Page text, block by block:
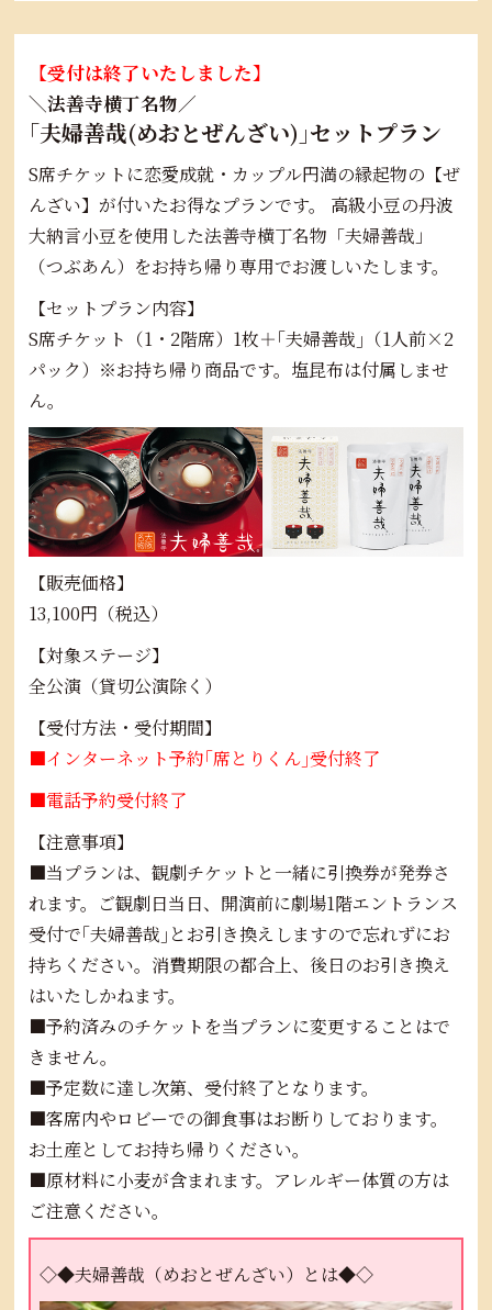
【受付は終了いたしました】
＼法善寺横丁名物／
｢夫婦善哉(めおとぜんざい)｣セットプラン
S席チケットに恋愛成就・カップル円満の縁起物の【ぜ
んざい】が付いたお得なプランです。 高級小豆の丹波
大納言小豆を使用した法善寺横丁名物「夫婦善哉」
（つぶあん）をお持ち帰り専用でお渡しいたします。
【セットプラン内容】
S席チケット（1・2階席）1枚＋｢夫婦善哉｣（1人前×2
パック）※お持ち帰り商品です。塩昆布は付属しませ
ん。
【販売価格】
13,100円（税込）
【対象ステージ】
全公演（貸切公演除く）
【受付方法・受付期間】
■インターネット予約｢席とりくん｣受付終了
■電話予約受付終了
【注意事項】
■当プランは、観劇チケットと一緒に引換券が発券さ
れます。ご観劇日当日、開演前に劇場1階エントランス
受付で｢夫婦善哉｣とお引き換えしますので忘れずにお
持ちください。消費期限の都合上、後日のお引き換え
はいたしかねます。
■予約済みのチケットを当プランに変更することはで
きません。
■予定数に達し次第、受付終了となります。
■客席内やロビーでの御食事はお断りしております。
お土産としてお持ち帰りください。
■原材料に小麦が含まれます。アレルギー体質の方は
ご注意ください。
◇◆夫婦善哉（めおとぜんざい）とは◆◇